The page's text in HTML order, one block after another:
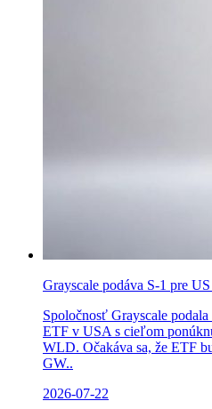
Grayscale podáva S-1 pre
Spoločnosť Grayscale
ETF v USA s cieľom
WLD. Očakáva sa, že ETF
GW..
2026-07-22